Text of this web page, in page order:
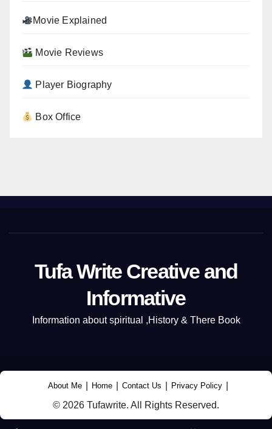
Movie Explained
Movie Reviews
Player Biography
Box Office
Tufa Write Creative and
Informative
Information about spiritual ,History & There Book
About Me Home Contact Us Privacy Policy
© 2026 Tufawrite. All Rights Reserved.